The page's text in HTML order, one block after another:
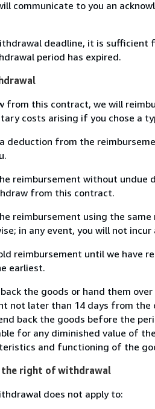
communicate to you an
deadline, it is sufficient
period has expired.
from this contract, we will
costs arising if you chose a
deduction from the
reimbursement without undue
from this contract.
reimbursement using the
in any event, you will not
reimbursement until we have
earliest.
the goods or hand them
not later than 14 days from
back the goods before the
for any diminished value of
and functioning of the
the right of withdrawal
does not apply to: